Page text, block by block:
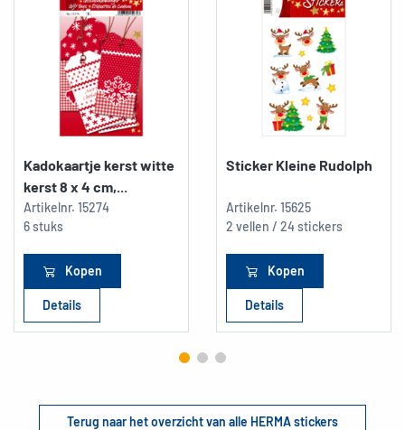
Kadokaartje kerst witte
kerst 8 x 4 cm,...
Artikelnr. 15274
6 stuks
Kopen
Details
Sticker Kleine Rudolph
Artikelnr. 15625
2 vellen / 24 stickers
Kopen
Details
Terug naar het overzicht van alle HERMA stickers